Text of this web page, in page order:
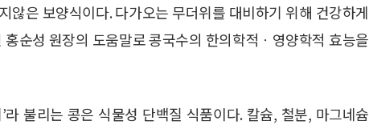
않은 보양식이다. 다가오는 무더위를 대비하기 위해 건강하게
순성 원장의 도움말로 콩국수의 한의학적ㆍ영양학적 효능을
불리는 콩은 식물성 단백질 식품이다. 칼슘, 철분, 마그네슘